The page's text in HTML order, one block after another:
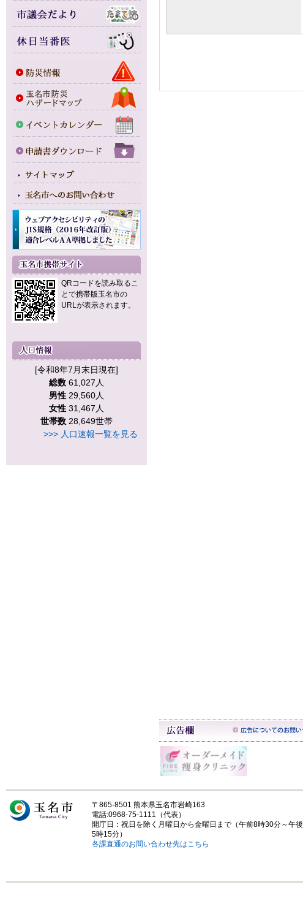
QRコードを読み取るこ
とで携帯版玉名市の
URLが表示されます。
[令和8年7月末日現在]
総数 61,027人
男性 29,560人
女性 31,467人
世帯数 28,649世帯
>>> 人口速報一覧を見る
〒865-8501 熊本県玉名市岩崎163
電話:0968-75-1111（代表）
開庁日：祝日を除く月曜日から金曜日まで（午前8時30分～午後
5時15分）
各課直通のお問い合わせ先はこちら